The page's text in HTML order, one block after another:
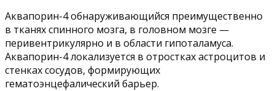
Аквапорин-4 обнаруживающийся преимущественно
в тканях спинного мозга, в головном мозге —
перивентрикулярно и в области гипоталамуса.
Аквапорин-4 локализуется в отростках астроцитов и
стенках сосудов, формирующих
гематоэнцефалический барьер.